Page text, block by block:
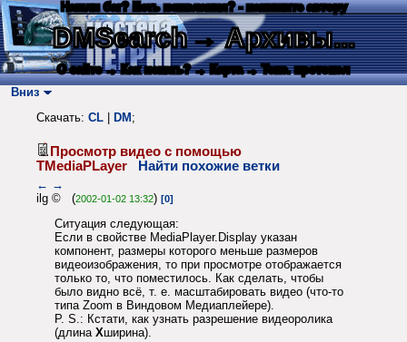
Нашли баг? Есть пожелания? - напишите автору
DMSearch→ Архивы...
О сайте → Как искать? → Карта → Текс. протокол
Вниз
Скачать: CL DM ;
Просмотр видео с помощью
TMediaPLayer
Найти похожие ветки
← →
ilg © (2002-01-02 13:32) [0]
Ситуация следующая:
Если в свойстве MediaPlayer.Display указан
компонент, размеры которого меньше размеров
видеоизображения, то при просмотре отображается
только то, что поместилось. Как сделать, чтобы
было видно всё, т. е. масштабировать видео (что-то
типа Zoom в Виндовом Медиаплейере).
P. S.: Кстати, как узнать разрешение видеоролика
(длина Xширина).